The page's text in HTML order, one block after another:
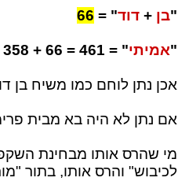
"בן + דוד" =
66
"אמיתי" = 461 = 66 + 358 + 37
אכן נתן לוחם כמו משיח בן
אם נתן לא היה בא מבית
מי שהרס אותו מבחינת
לכיבוש" והרס אותו, בתור